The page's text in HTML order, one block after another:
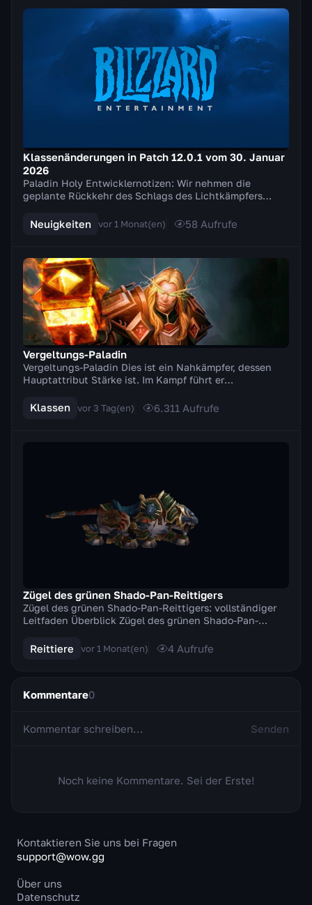
Klassenänderungen in Patch 12.0.1 vom 30. Januar
2026
Paladin Holy Entwicklernotizen: Wir nehmen die
geplante Rückkehr des Schlags des Lichtkämpfers
an de...
Neuigkeiten vor 1 Monat(en) 58 Aufrufe
Vergeltungs-Paladin
Vergeltungs-Paladin Dies ist ein Nahkämpfer, dessen
Hauptattribut Stärke ist. Im Kampf führt er
Merkm...
Klassen vor 3 Tag(en) 6.311 Aufrufe
Zügel des grünen Shado-Pan-Reittigers
Zügel des grünen Shado-Pan-Reittigers: vollständiger
Leitfaden Überblick Zügel des grünen Shado-Pan-
Reittiere vor 1 Monat(en) 4 Aufrufe
Kommentare0
Senden
Noch keine Kommentare. Sei der Erste!
Kontaktieren Sie uns bei Fragen
support@wow.gg
Über uns
Datenschutz